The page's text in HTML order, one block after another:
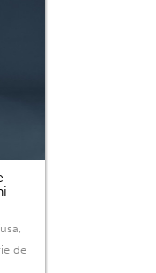
de